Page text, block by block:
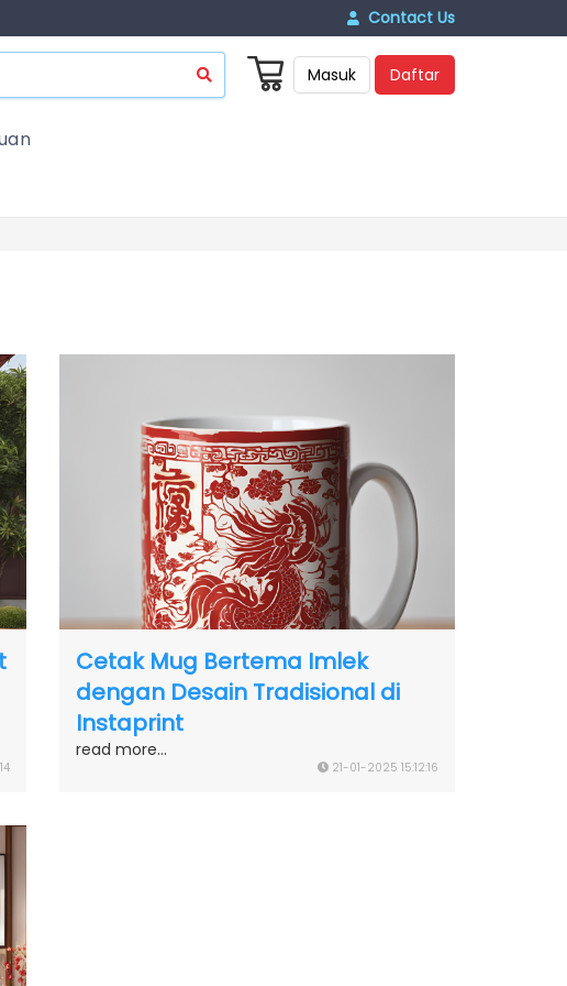
Contact Us
Masuk Daftar
Cetak Mug Bertema Imlek
dengan Desain Tradisional di
Instaprint
read more...
21-01-2025 15:12:16